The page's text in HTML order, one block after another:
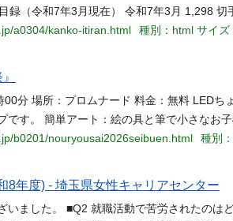
録（令和7年3月現在） 令和7年3月 1,298
a0304/kanko-itiran.html
種別：html サイズ
00分 場所：プロムナード 料金：無料 LEDち
です。 簡単アート：絵の具と筆で小さなお
b0201/nouryousai2026seibuen.html
種別
8年度) - 埼玉県女性キャリアセンター
いました。 ■Q2 就職活動で苦労されたのは